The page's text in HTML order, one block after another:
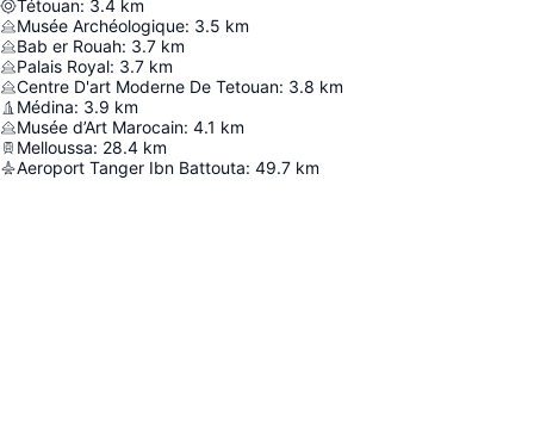
Tétouan: 3.4 km
Musée Archéologique: 3.5 km
Bab er Rouah: 3.7 km
Palais Royal: 3.7 km
Centre D'art Moderne De Tetouan: 3.8 km
Médina: 3.9 km
Musée d’Art Marocain: 4.1 km
Melloussa: 28.4 km
Aeroport Tanger Ibn Battouta: 49.7 km